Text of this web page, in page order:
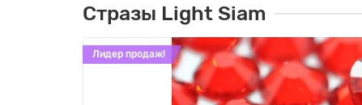
Стразы Light Siam
Лидер продаж!